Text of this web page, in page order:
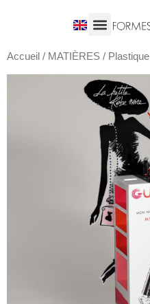
Accueil / MATIÈRES / Plastique